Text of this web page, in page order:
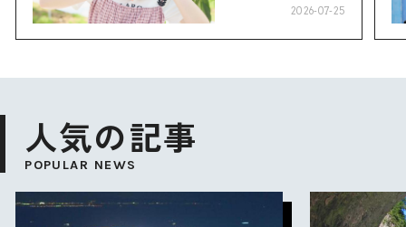
2026-07-25
人気の記事
POPULAR NEWS